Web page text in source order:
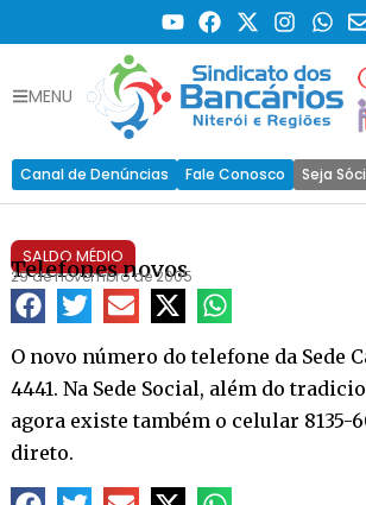
MENU
Canal de Denúncias Fale Conosco Seja
SALDO MÉDIO
Telefones novos
29 de novembro de 2005
O novo número do telefone da Sede
4441. Na Sede Social, além do
agora existe também o celular 8135-
direto.